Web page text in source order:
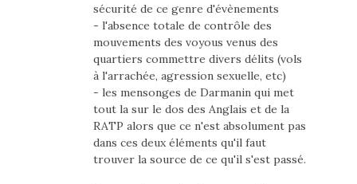
sécurité de ce genre d'évènements
- l'absence totale de contrôle des
mouvements des voyous venus des
quartiers commettre divers délits (vols
à l'arrachée, agression sexuelle, etc)
- les mensonges de Darmanin qui met
tout la sur le dos des Anglais et de la
RATP alors que ce n'est absolument pas
dans ces deux éléments qu'il faut
trouver la source de ce qu'il s'est passé.